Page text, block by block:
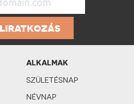
SZERINT
ALKALMAK
SZÜLETÉSNAP
NÉVNAP